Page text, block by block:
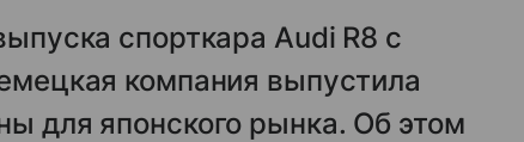
спорткара Audi R8 с
компания выпустила
для японского рынка. Об этом